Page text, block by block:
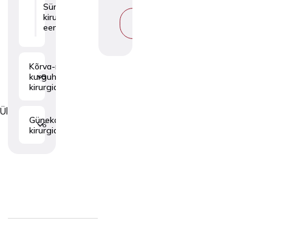
Üldkirurgia
Sünnimärkide
kirurgiline
eemaldamine
Kõrva-nina-
kurguhaiguste
kirurgia
3
Günekoloogiline
kirurgia
6